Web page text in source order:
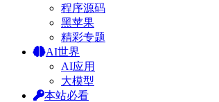
程序源码
黑苹果
精彩专题
AI世界
AI应用
大模型
本站必看